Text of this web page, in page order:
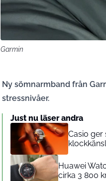
Garmin
Ny sömnarmband från
stressnivåer.
Just nu läser andra
Casio ger
Huawei
cirka 3 800